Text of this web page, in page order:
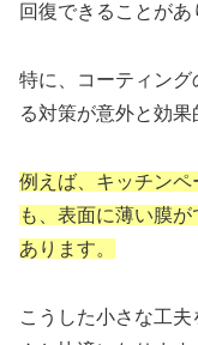
回復できることがあ
特に、コーティング
る対策が意外と効果
例えば、キッチン
も、表面に薄い膜
あります。
こうした小さな工